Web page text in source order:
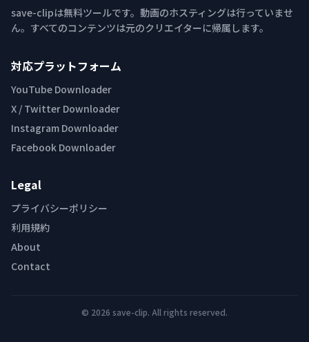
save-clipは無料ツールです。動画のホスティングは行っていませ
ん。すべてのコンテンツは元のクリエイターに帰属します。
対応プラットフォーム
YouTube Downloader
X / Twitter Downloader
Instagram Downloader
Facebook Downloader
Legal
プライバシーポリシー
利用規約
About
Contact
© 2026 save-clip. All rights reserved.